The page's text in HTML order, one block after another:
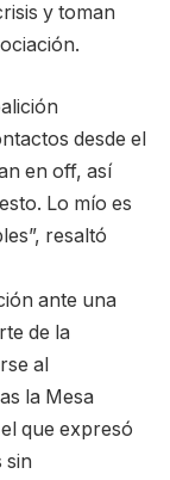
y toman
desde el
en off, así
Lo mío es
resaltó
ante una
de la
al
la Mesa
que expresó
sin